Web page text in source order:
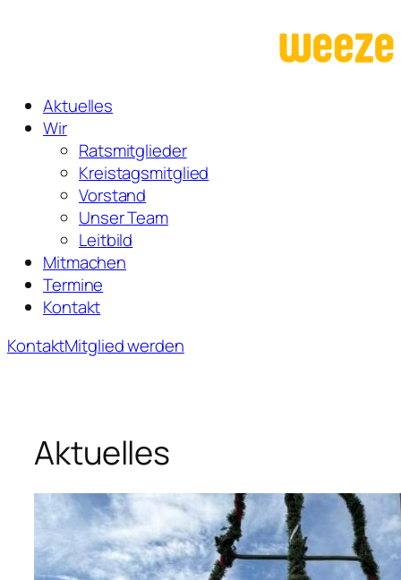
Aktuelles
Wir
Ratsmitglieder
Kreistagsmitglied
Vorstand
Unser Team
Leitbild
Mitmachen
Termine
Kontakt
KontaktMitglied werden
Aktuelles